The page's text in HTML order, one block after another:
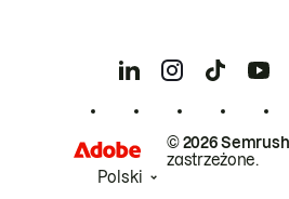
© 2026
zastrzeżone.
Polski